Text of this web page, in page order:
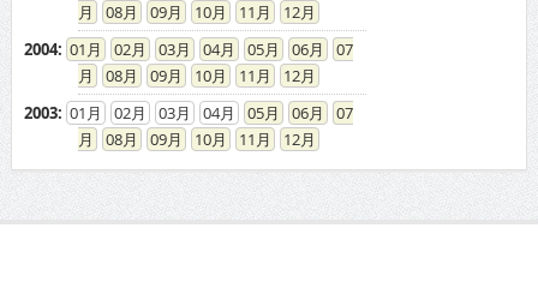
08
09 10 11
12
2004: 01 02 03 04 05 06
07
08
09 10 11
12
2003: 01 02 03 04 05 06
07
08
09 10 11 12